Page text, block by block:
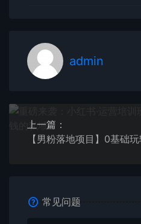
admin
上一篇：
常见问题